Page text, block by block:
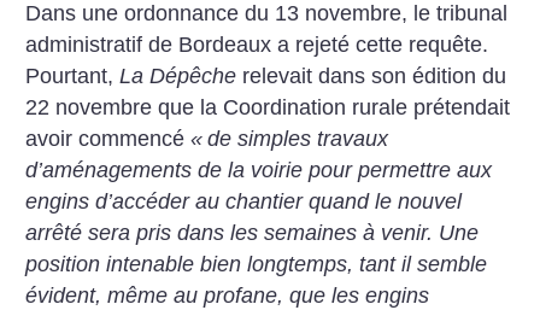
Dans une ordonnance du 13 novembre, le tribunal
administratif de Bordeaux a rejeté cette requête.
Pourtant,La Dépêche relevait dans son édition du
22 novembre que la Coordination rurale prétendait
avoir commencé« de simples travaux
d’aménagements de la voirie pour permettre aux
engins d’accéder au chantier quand le nouvel
arrêté sera pris dans les semaines à venir. Une
position intenable bien longtemps, tant il semble
évident, même au profane, que les engins